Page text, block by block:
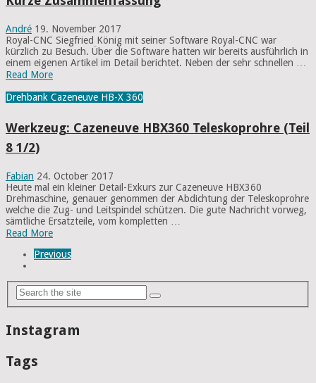
André 19. November 2017
Royal-CNC Siegfried König mit seiner Software Royal-CNC war
kürzlich zu Besuch. Über die Software hatten wir bereits ausführlich in
einem eigenen Artikel im Detail berichtet. Neben der sehr schnellen …
Read More
Drehbank Cazeneuve HB-X 360
Werkzeug: Cazeneuve HBX360 Teleskoprohre (Teil
8 1/2)
Fabian 24. October 2017
Heute mal ein kleiner Detail-Exkurs zur Cazeneuve HBX360
Drehmaschine, genauer genommen der Abdichtung der Teleskoprohre
welche die Zug- und Leitspindel schützen. Die gute Nachricht vorweg,
sämtliche Ersatzteile, vom kompletten …
Read More
Previous
Instagram
Tags